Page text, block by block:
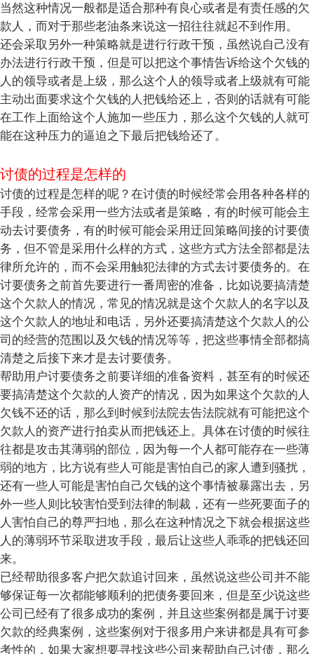
当然这种情况一般都是适合那种有良心或者是有责任感的欠
款人，而对于那些老油条来说这一招往往就起不到作用。
还会采取另外一种策略就是进行行政干预，虽然说自己没有
办法进行行政干预，但是可以把这个事情告诉给这个欠钱的
人的领导或者是上级，那么这个人的领导或者上级就有可能
主动出面要求这个欠钱的人把钱给还上，否则的话就有可能
在工作上面给这个人施加一些压力，那么这个欠钱的人就可
能在这种压力的逼迫之下最后把钱给还了。
讨债的过程是怎样的
讨债的过程是怎样的呢？在讨债的时候经常会用各种各样的
手段，经常会采用一些方法或者是策略，有的时候可能会主
动去讨要债务，有的时候可能会采用迂回策略间接的讨要债
务，但不管是采用什么样的方式，这些方式方法全部都是法
律所允许的，而不会采用触犯法律的方式去讨要债务的。在
讨要债务之前首先要进行一番周密的准备，比如说要搞清楚
这个欠款人的情况，常见的情况就是这个欠款人的名字以及
这个欠款人的地址和电话，另外还要搞清楚这个欠款人的公
司的经营的范围以及欠钱的情况等等，把这些事情全部都搞
清楚之后接下来才是去讨要债务。
帮助用户讨要债务之前要详细的准备资料，甚至有的时候还
要搞清楚这个欠款的人资产的情况，因为如果这个欠款的人
欠钱不还的话，那么到时候到法院去告法院就有可能把这个
欠款人的资产进行拍卖从而把钱还上。具体在讨债的时候往
往都是攻击其薄弱的部位，因为每一个人都可能存在一些薄
弱的地方，比方说有些人可能是害怕自己的家人遭到骚扰，
还有一些人可能是害怕自己欠钱的这个事情被暴露出去，另
外一些人则比较害怕受到法律的制裁，还有一些死要面子的
人害怕自己的尊严扫地，那么在这种情况之下就会根据这些
人的薄弱环节采取进攻手段，最后让这些人乖乖的把钱还回
来。
已经帮助很多客户把欠款追讨回来，虽然说这些公司并不能
够保证每一次都能够顺利的把债务要回来，但是至少说这些
公司已经有了很多成功的案例，并且这些案例都是属于讨要
欠款的经典案例，这些案例对于很多用户来讲都是具有可参
考性的，如果大家想要寻找这些公司来帮助自己讨债，那么